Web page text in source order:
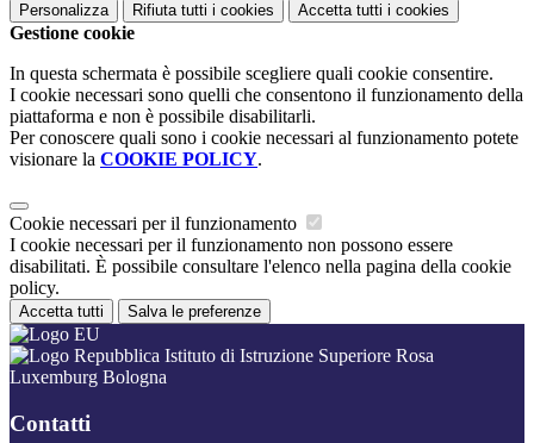
Personalizza Rifiuta tutti i cookies Accetta tutti i cookies
Gestione cookie
In questa schermata è possibile scegliere quali cookie consentire.
I cookie necessari sono quelli che consentono il funzionamento della
piattaforma e non è possibile disabilitarli.
Per conoscere quali sono i cookie necessari al funzionamento potete
visionare la COOKIE POLICY.
Cookie necessari per il funzionamento
I cookie necessari per il funzionamento non possono essere
disabilitati. È possibile consultare l'elenco nella pagina della cookie
policy.
Accetta tutti Salva le preferenze
Istituto di Istruzione Superiore Rosa
Luxemburg Bologna
Contatti